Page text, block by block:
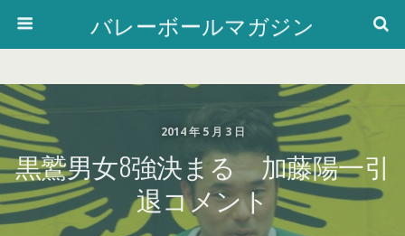
バレーボールマガジン
2014 年 5 月 3 日
黒鷲男女8強決まる 加藤陽一引
退コメント